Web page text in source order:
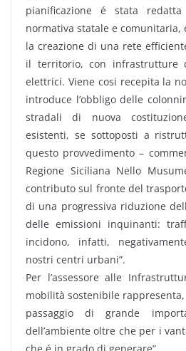
pianificazione é stata
normativa statale e comunitaria,
la creazione di una rete
il territorio, con infrastrutture
elettrici. Viene cosi recepita la
introduce l’obbligo delle
stradali di nuova
esistenti, se sottoposti a
questo provvedimento –
Regione Siciliana Nello
contributo sul fronte del
di una progressiva riduzione
delle emissioni inquinanti:
incidono, infatti,
nostri centri urbani”.
Per l’assessore alle
mobilità sostenibile
passaggio di grande
dell’ambiente oltre che per i